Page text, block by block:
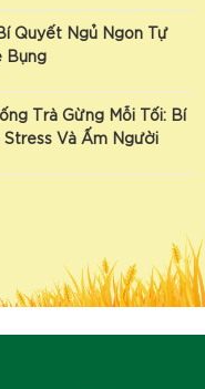
Quyết Ngủ Ngon Tự
Bụng
Trà Gừng Mỗi Tối: Bí
Và Ấm Người